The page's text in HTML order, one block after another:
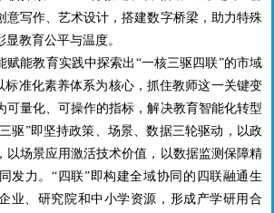
意写作、艺术设计，搭建数字桥梁，助力特殊
教育公平与温度。
赋能教育实践中探索出“一核三驱四联”的市域
标准化素养体系为核心，抓住教师这一关键变
可量化、可操作的指标，解决教育智能化转型
驱”即坚持政策、场景、数据三轮驱动，以政
以场景应用激活技术价值，以数据监测保障精
发力。“四联”即构建全域协同的四联融通生
业、研究院和中小学资源，形成产学研用合